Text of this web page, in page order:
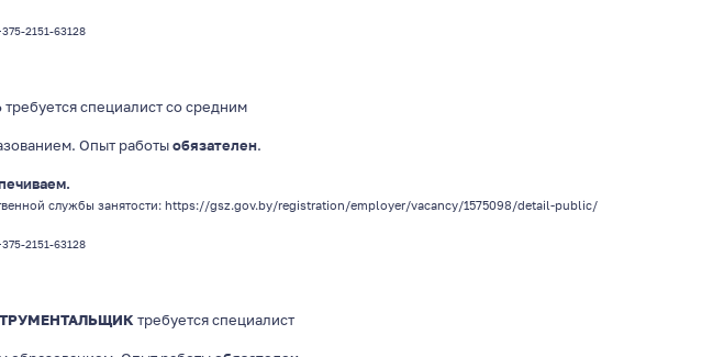
2151-63128
требуется специалист со средним
Опыт работыобязателен.
службы занятости: https://gsz.gov.by/registration/employer/vacancy/1575098/detail-public/
2151-63128
требуется специалист